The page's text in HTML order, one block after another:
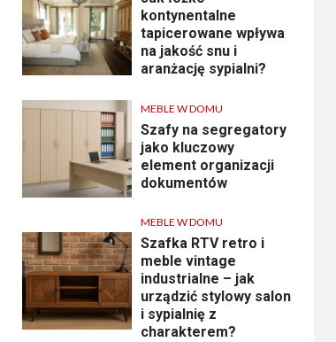
kontynentalne
tapicerowane wpływa
na jakość snu i
aranżację sypialni?
MEBLE W DOMU
Szafy na segregatory
jako kluczowy
element organizacji
dokumentów
MEBLE W DOMU
Szafka RTV retro i
meble vintage
industrialne – jak
urządzić stylowy salon
i sypialnię z
charakterem?